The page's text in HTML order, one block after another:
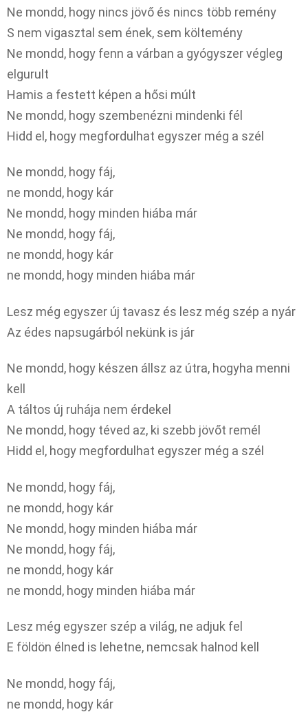
Ne mondd, hogy nincs jövő és nincs több remény
S nem vigasztal sem ének, sem költemény
Ne mondd, hogy fenn a várban a gyógyszer végleg
elgurult
Hamis a festett képen a hősi múlt
Ne mondd, hogy szembenézni mindenki fél
Hidd el, hogy megfordulhat egyszer még a szél
Ne mondd, hogy fáj,
ne mondd, hogy kár
Ne mondd, hogy minden hiába már
Ne mondd, hogy fáj,
ne mondd, hogy kár
ne mondd, hogy minden hiába már
Lesz még egyszer új tavasz és lesz még szép a nyár
Az édes napsugárból nekünk is jár
Ne mondd, hogy készen állsz az útra, hogyha menni
kell
A táltos új ruhája nem érdekel
Ne mondd, hogy téved az, ki szebb jövőt remél
Hidd el, hogy megfordulhat egyszer még a szél
Ne mondd, hogy fáj,
ne mondd, hogy kár
Ne mondd, hogy minden hiába már
Ne mondd, hogy fáj,
ne mondd, hogy kár
ne mondd, hogy minden hiába már
Lesz még egyszer szép a világ, ne adjuk fel
E földön élned is lehetne, nemcsak halnod kell
Ne mondd, hogy fáj,
ne mondd, hogy kár